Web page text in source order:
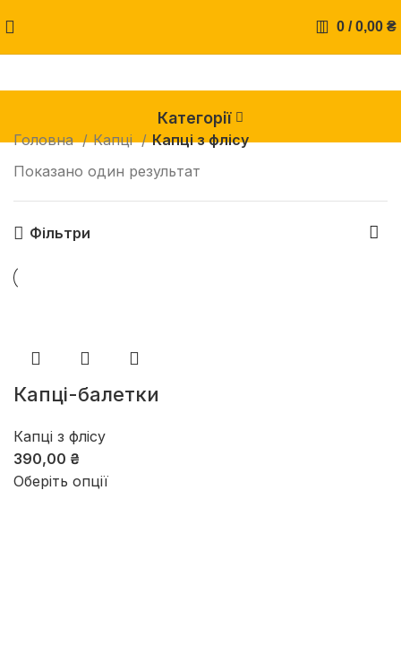
0 / 0,00 ₴
Категорії
Головна Капці
Капці з флісу
Показано один результат
Фільтри
Капці-балетки
Капці з флісу
390,00 ₴
Оберіть опції